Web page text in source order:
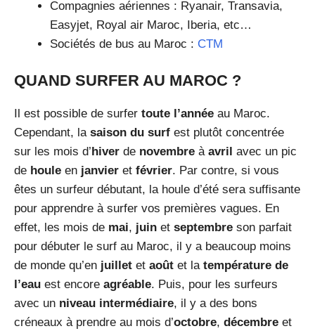
Compagnies aériennes : Ryanair, Transavia,
Easyjet, Royal air Maroc, Iberia, etc…
Sociétés de bus au Maroc : CTM
QUAND SURFER AU MAROC ?
Il est possible de surfer toute l’année au Maroc.
Cependant, la saison du surf est plutôt concentrée
sur les mois d’hiver de novembre à avril avec un pic
de houle en janvier et février. Par contre, si vous
êtes un surfeur débutant, la houle d’été sera suffisante
pour apprendre à surfer vos premières vagues. En
effet, les mois de mai, juin et septembre son parfait
pour débuter le surf au Maroc, il y a beaucoup moins
de monde qu’en juillet et août et la température de
l’eau est encore agréable. Puis, pour les surfeurs
avec un niveau intermédiaire, il y a des bons
créneaux à prendre au mois d’octobre, décembre et